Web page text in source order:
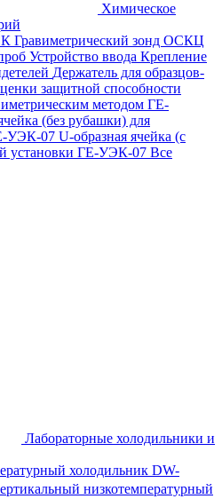
Химическое
Гравиметрический зонд ОСКЦ
Устройство ввода Крепление
Держатель для образцов-
защитной способности
методом ГЕ-
(без рубашки) для
УЭК-07 U-образная ячейка (с
установки ГЕ-УЭК-07 Все
Лабораторные холодильники и
холодильник DW-
низкотемпературный